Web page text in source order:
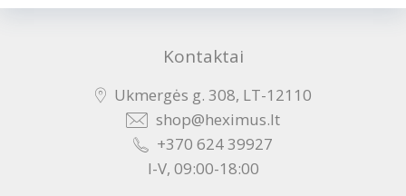
Kontaktai
Ukmergės g. 308, LT-12110
shop@heximus.lt
+370 624 39927
I-V, 09:00-18:00